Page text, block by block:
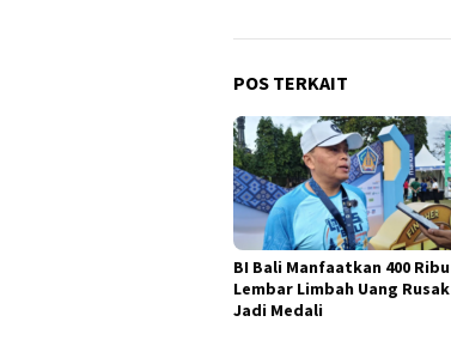
POS TERKAIT
BI Bali Manfaatkan 400 Ribu
Lembar Limbah Uang Rusak
Jadi Medali